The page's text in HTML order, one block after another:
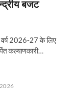
बजट
वर्ष 2026-27 के लिए
कल्याणकारी…